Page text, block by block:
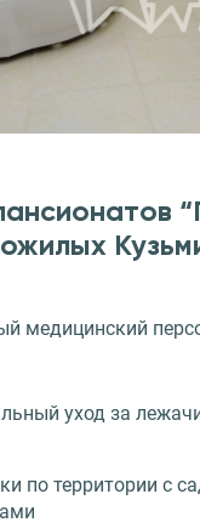
медицинский
уход за
по территории с